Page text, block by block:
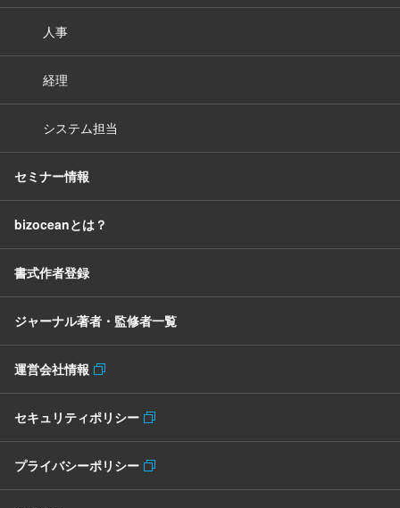
人事
経理
システム担当
セミナー情報
bizoceanとは？
書式作者登録
ジャーナル著者・監修者一覧
運営会社情報
セキュリティポリシー
プライバシーポリシー